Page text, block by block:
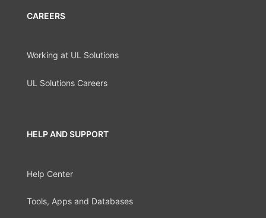
CAREERS
Working at UL Solutions
UL Solutions Careers
HELP AND SUPPORT
Help Center
Tools, Apps and Databases